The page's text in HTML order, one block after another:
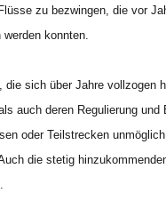
zu bezwingen, die vor
konnten.
die sich über Jahre vollzogen
auch deren Regulierung
oder Teilstrecken
die stetig